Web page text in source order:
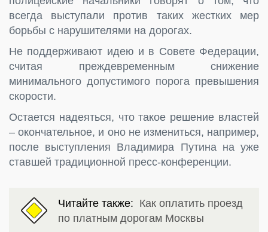
всегда выступали против таких жестких мер
борьбы с нарушителями на дорогах.
Не поддерживают идею и в Совете Федерации,
считая преждевременным снижение
минимального допустимого порога превышения
скорости.
Остается надеяться, что такое решение властей
– окончательное, и оно не измениться, например,
после выступления Владимира Путина на уже
ставшей традиционной пресс-конференции.
Читайте также: Как оплатить проезд
по платным дорогам Москвы